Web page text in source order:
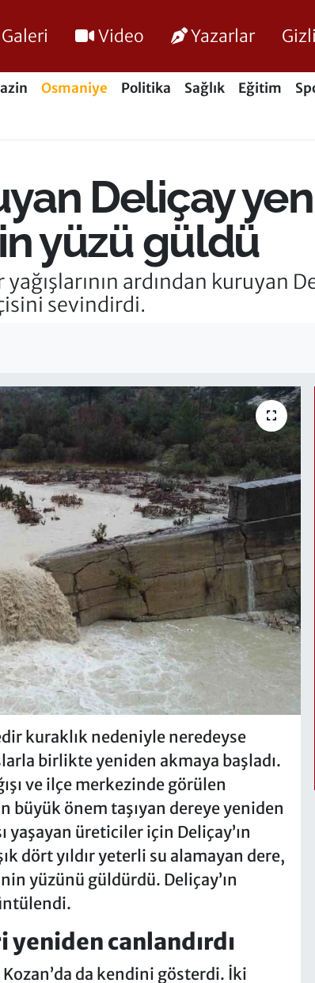
Video Yazarlar
Osmaniye Politika Sağlık Eğitim
Deliçay
yüzü güldü
ardından kuruyan
sevindirdi.
kuraklık nedeniyle neredeyse
birlikte yeniden akmaya başladı.
ve ilçe merkezinde görülen
büyük önem taşıyan dereye yeniden
yaşayan üreticiler için Deliçay’ın
dört yıldır yeterli su alamayan dere,
yüzünü güldürdü. Deliçay’ın
canlandırdı
da kendini gösterdi. İki